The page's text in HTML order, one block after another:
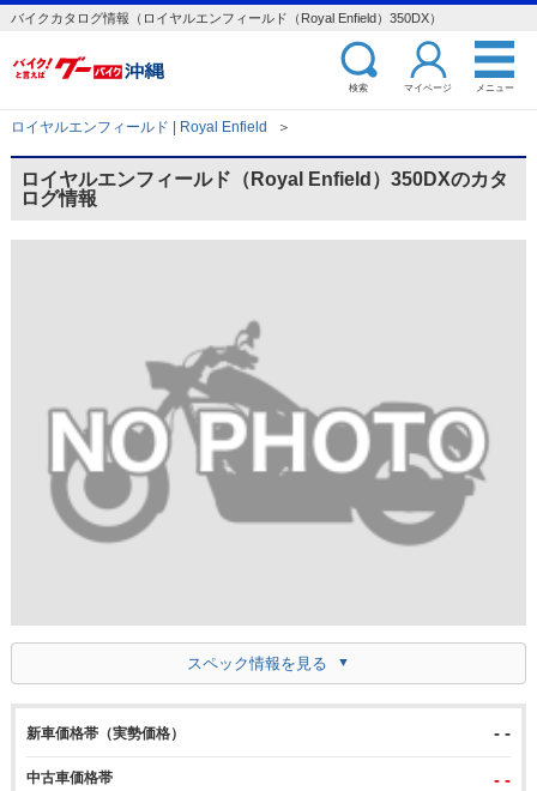
バイクカタログ情報（ロイヤルエンフィールド（Royal Enfield）350DX）
検索 マイページ メニュー
ロイヤルエンフィールド | Royal Enfield ＞
ロイヤルエンフィールド（Royal Enfield）350DXのカタ
ログ情報
スペック情報を見る
新車価格帯（実勢価格） - -
中古車価格帯 - -